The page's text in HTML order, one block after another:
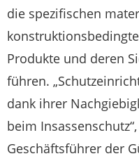
die spezifischen
Produkte und deren
führen.
dank ihrer
beim
Geschäftsführer der